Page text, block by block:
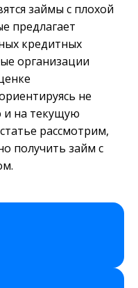
займы с плохой
предлагает
кредитных
организации
не
и на текущую
рассмотрим,
получить займ с